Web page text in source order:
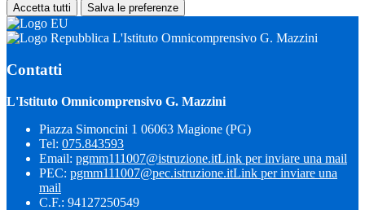
Accetta tutti Salva le preferenze
L'Istituto Omnicomprensivo G. Mazzini
Contatti
L'Istituto Omnicomprensivo G. Mazzini
Piazza Simoncini 1 06063 Magione (PG)
Tel: 075.843593
Email: pgmm111007@istruzione.itLink per inviare una mail
PEC: pgmm111007@pec.istruzione.itLink per inviare una
mail
C.F.: 94127250549